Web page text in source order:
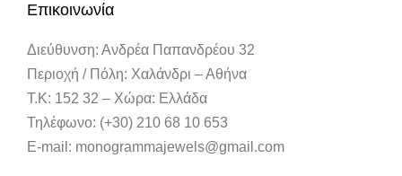
Επικοινωνία
Διεύθυνση: Ανδρέα Παπανδρέου 32
Περιοχή / Πόλη: Χαλάνδρι – Αθήνα
Τ.Κ: 152 32 – Χώρα: Ελλάδα
Τηλέφωνο: (+30) 210 68 10 653
E-mail: monogrammajewels@gmail.com